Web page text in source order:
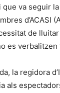
que va seguir
d’ACASI
de
es
la regidora
als